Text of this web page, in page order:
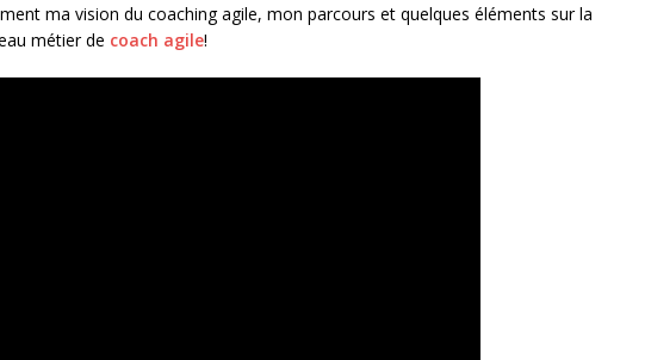
ma vision du coaching agile, mon parcours et quelques éléments sur la
métier de coach agile!